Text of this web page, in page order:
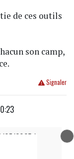
de ces outils
son camp,
Signaler
07/2025 à